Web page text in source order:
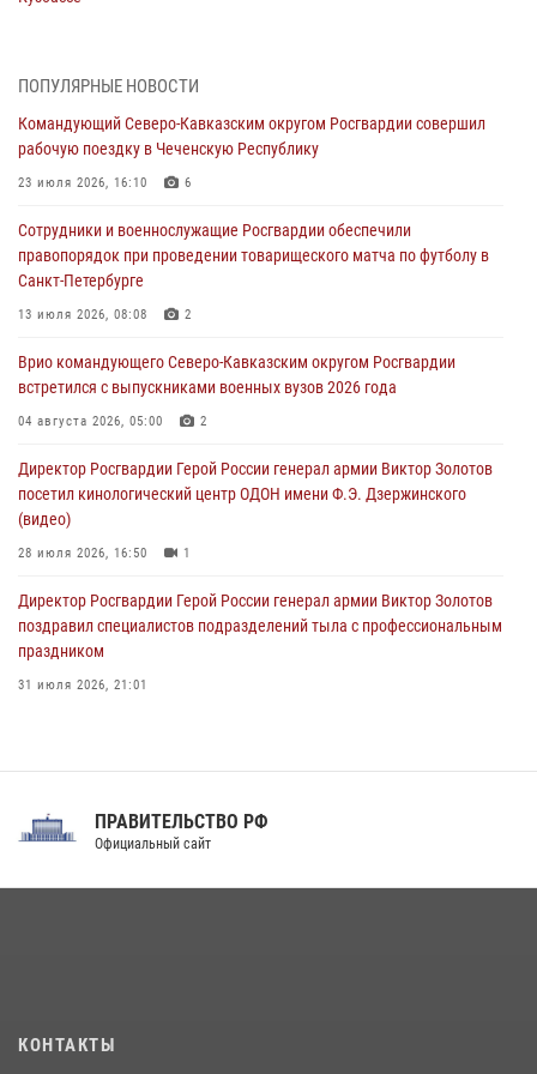
ОМОН «Ойрат» Управления Росгвардии по Республике Калмыкия
08 августа 2026, 07:00
В Кабардино-Балкарии сотрудники Росгвардии провели турнир по
08 августа 2026, 07:00
Военнослужащие Софринской бригады Росгвардии встретились с
участником патриотического проекта «Дорогой Ломоносова —
08 августа 2026, 07:00 2
В Москве росгвардейцы оказали помощь медикам и девушке с
08 августа 2026, 06:32 1
ПОПУЛЯРНЫЕ НОВОСТИ
Командующий Северо-Кавказским округом Росгвардии совершил
рабочую поездку в Чеченскую Республику
23 июля 2026, 16:10 6
Сотрудники и военнослужащие Росгвардии обеспечили
правопорядок при проведении товарищеского матча по футболу в
Санкт-Петербурге
13 июля 2026, 08:08 2
Врио командующего Северо-Кавказским округом Росгвардии
встретился с выпускниками военных вузов 2026 года
04 августа 2026, 05:00 2
Директор Росгвардии Герой России генерал армии Виктор Золотов
посетил кинологический центр ОДОН имени Ф.Э. Дзержинского
(видео)
28 июля 2026, 16:50 1
Директор Росгвардии Герой России генерал армии Виктор Золотов
поздравил специалистов подразделений тыла с профессиональным
праздником
31 июля 2026, 21:01
Праздник «Один день с Росгвардией» к 105-летию Центрального
ПРАВИТЕЛЬСТВО РФ
Официальный сайт
КОНТАКТЫ